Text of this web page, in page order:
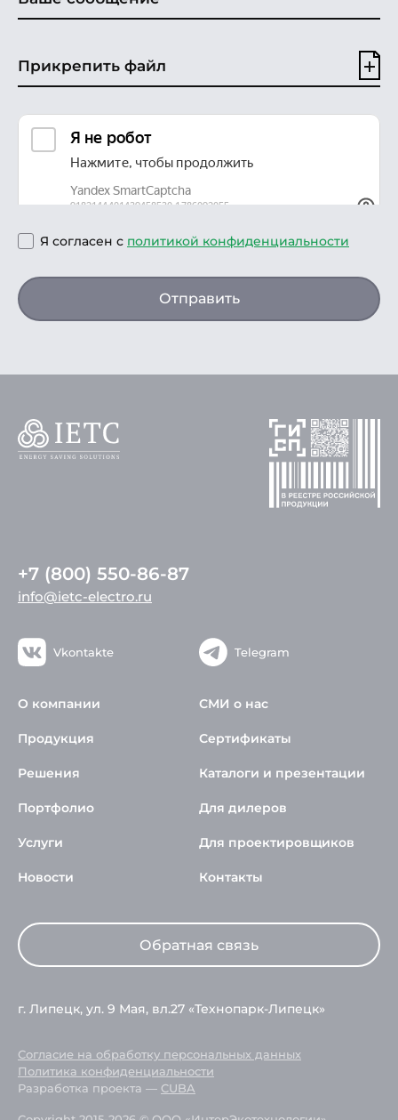
Прикрепить файл
Я согласен с политикой конфиденциальности
Отправить
+7 (800) 550-86-87
info@ietc-electro.ru
Vkontakte Telegram
О компании
Продукция
Решения
Портфолио
Услуги
Новости
СМИ о нас
Сертификаты
Каталоги и презентации
Для дилеров
Для проектировщиков
Контакты
Обратная связь
г. Липецк, ул. 9 Мая, вл.27 «Технопарк-Липецк»
Согласие на обработку персональных данных
Политика конфиденциальности
Разработка проекта — CUBA